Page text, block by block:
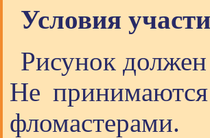
Условия
Рисунок
Не
фломастерами.